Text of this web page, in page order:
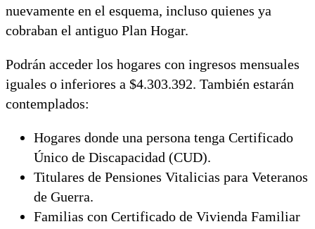
nuevamente en el esquema, incluso quienes ya
cobraban el antiguo Plan Hogar.
Podrán acceder los hogares con ingresos mensuales
iguales o inferiores a $4.303.392. También estarán
contemplados:
Hogares donde una persona tenga Certificado
Único de Discapacidad (CUD).
Titulares de Pensiones Vitalicias para Veteranos
de Guerra.
Familias con Certificado de Vivienda Familiar